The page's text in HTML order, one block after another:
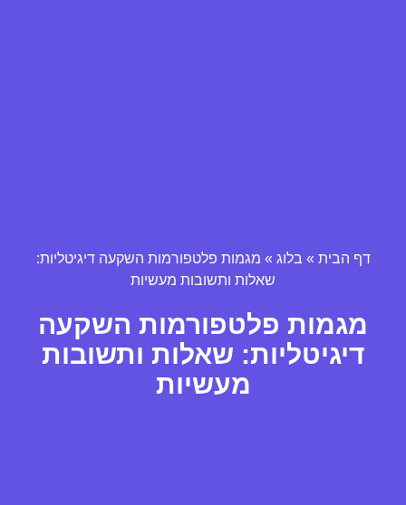
דף הבית » בלוג » מגמות פלטפורמות השקעה דיגיטליות:
שאלות ותשובות מעשיות
מגמות פלטפורמות השקעה
דיגיטליות: שאלות ותשובות
מעשיות